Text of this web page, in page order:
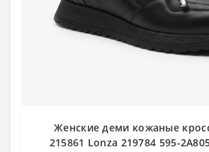
Женские деми кожаные
215861 Lonza 219784 595-